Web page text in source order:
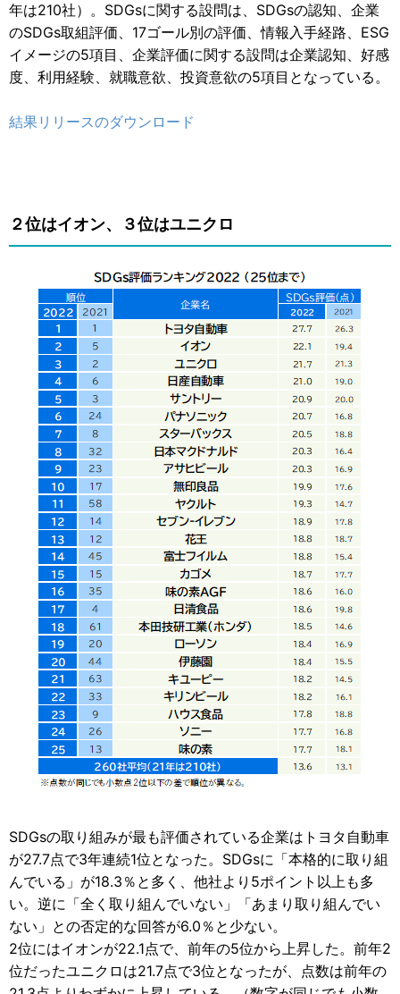
年は210社）。SDGsに関する設問は、SDGsの認知、企業
のSDGs取組評価、17ゴール別の評価、情報入手経路、ESG
イメージの5項目、企業評価に関する設問は企業認知、好感
度、利用経験、就職意欲、投資意欲の5項目となっている。
結果リリースのダウンロード
２位はイオン、３位はユニクロ
SDGsの取り組みが最も評価されている企業はトヨタ自動車
が27.7点で3年連続1位となった。SDGsに「本格的に取り組
んでいる」が18.3％と多く、他社より5ポイント以上も多
い。逆に「全く取り組んでいない」「あまり取り組んでい
ない」との否定的な回答が6.0％と少ない。
2位にはイオンが22.1点で、前年の5位から上昇した。前年2
位だったユニクロは21.7点で3位となったが、点数は前年の